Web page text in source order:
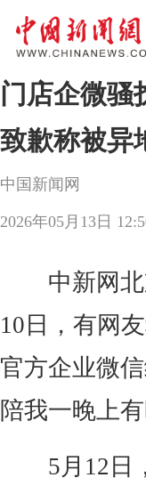
门店企微骚
致歉称被异
中国新闻网
2026年05月13日
中新网北
10日，有网
官方企业微
陪我一晚上
5月12日，